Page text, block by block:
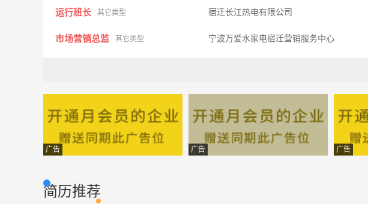
运行班长 其它类型 宿迁长江热电有限公司
市场营销总监 其它类型 宁波万爱水家电宿迁营销服务中心
试验员 其它类型 江苏省交通科学研究院宿迁分院
招标代理人员 其它类型 江苏中信工程管理咨询有限公司
会计（中级）
广告 广告 广告
简历推荐